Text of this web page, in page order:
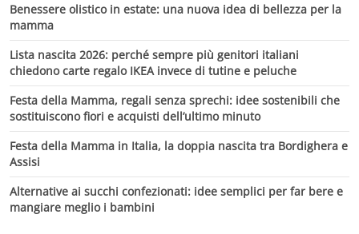
Benessere olistico in estate: una nuova idea di bellezza per la
mamma
Lista nascita 2026: perché sempre più genitori italiani
chiedono carte regalo IKEA invece di tutine e peluche
Festa della Mamma, regali senza sprechi: idee sostenibili che
sostituiscono fiori e acquisti dell’ultimo minuto
Festa della Mamma in Italia, la doppia nascita tra Bordighera e
Assisi
Alternative ai succhi confezionati: idee semplici per far bere e
mangiare meglio i bambini